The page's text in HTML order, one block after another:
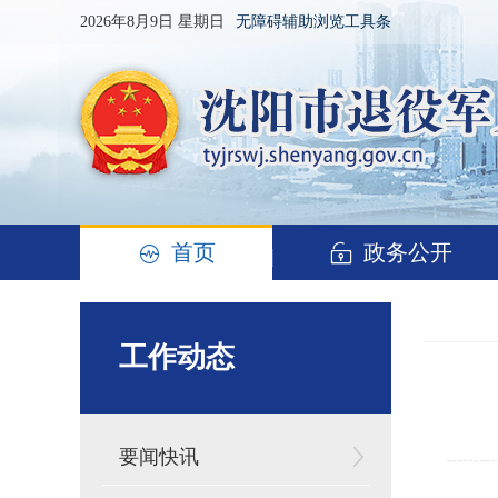
2026年8月9日 星期日 无障碍辅助浏览工具条
首页 政务公开
工作动态
要闻快讯